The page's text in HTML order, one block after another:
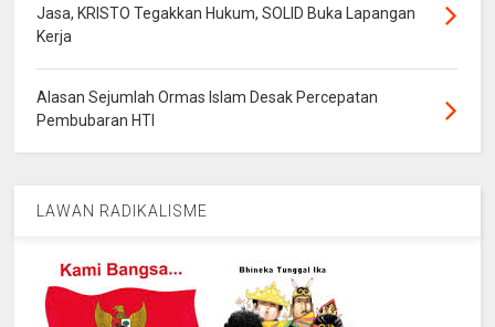
Jasa, KRISTO Tegakkan Hukum, SOLID Buka Lapangan
Kerja
Alasan Sejumlah Ormas Islam Desak Percepatan
Pembubaran HTI
LAWAN RADIKALISME